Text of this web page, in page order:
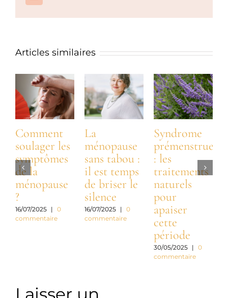
Articles similaires
Comment
soulager les
symptômes
de la
ménopause
?
16/07/2025 | 0
commentaire
La
ménopause
sans tabou :
il est temps
de briser le
silence
16/07/2025 | 0
commentaire
Syndrome
prémenstruel
: les
traitements
naturels
pour
apaiser
cette
période
30/05/2025 | 0
commentaire